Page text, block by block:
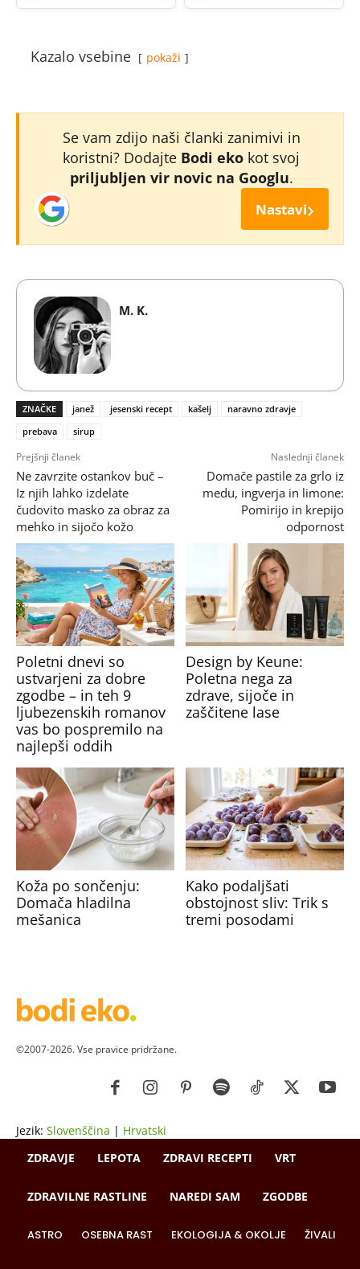
Kazalo vsebine pokaži
Se vam zdijo naši članki zanimivi in
koristni? Dodajte Bodi eko kot svoj
priljubljen vir novic na Googlu.
Nastavi›
M. K.
ZNAČKE janež jesenski recept kašelj
naravno zdravje
prebava
sirup
Prejšnji članek
Ne zavrzite ostankov buč –
Iz njih lahko izdelate
čudovito masko za obraz za
mehko in sijočo kožo
Naslednji članek
Domače pastile za grlo iz
medu, ingverja in limone:
Pomirijo in krepijo
odpornost
Poletni dnevi so
ustvarjeni za dobre
zgodbe – in teh 9
ljubezenskih romanov
vas bo pospremilo na
najlepši oddih
Design by Keune:
Poletna nega za
zdrave, sijoče in
zaščitene lase
Koža po sončenju:
Domača hladilna
mešanica
Kako podaljšati
obstojnost sliv: Trik s
tremi posodami
©2007-2026. Vse pravice pridržane.
Jezik: Slovenščina | Hrvatski
ZDRAVJE
LEPOTA ZDRAVI RECEPTI VRT
ZDRAVILNE RASTLINE NAREDI SAM ZGODBE
ASTRO OSEBNA RAST EKOLOGIJA & OKOLJE ŽIVALI